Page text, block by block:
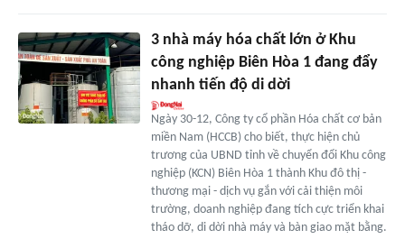
3 nhà máy hóa chất lớn ở Khu
công nghiệp Biên Hòa 1 đang đẩy
nhanh tiến độ di dời
Ngày 30-12, Công ty cổ phần Hóa chất cơ bản
miền Nam (HCCB) cho biết, thực hiện chủ
trương của UBND tỉnh về chuyển đổi Khu công
nghiệp (KCN) Biên Hòa 1 thành Khu đô thị -
thương mại - dịch vụ gắn với cải thiện môi
trường, doanh nghiệp đang tích cực triển khai
tháo dỡ, di dời nhà máy và bàn giao mặt bằng.